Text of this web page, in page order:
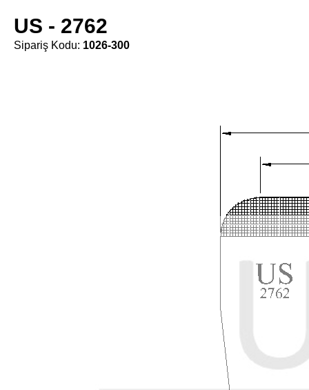
US - 2762
Sipariş Kodu: 1026-300